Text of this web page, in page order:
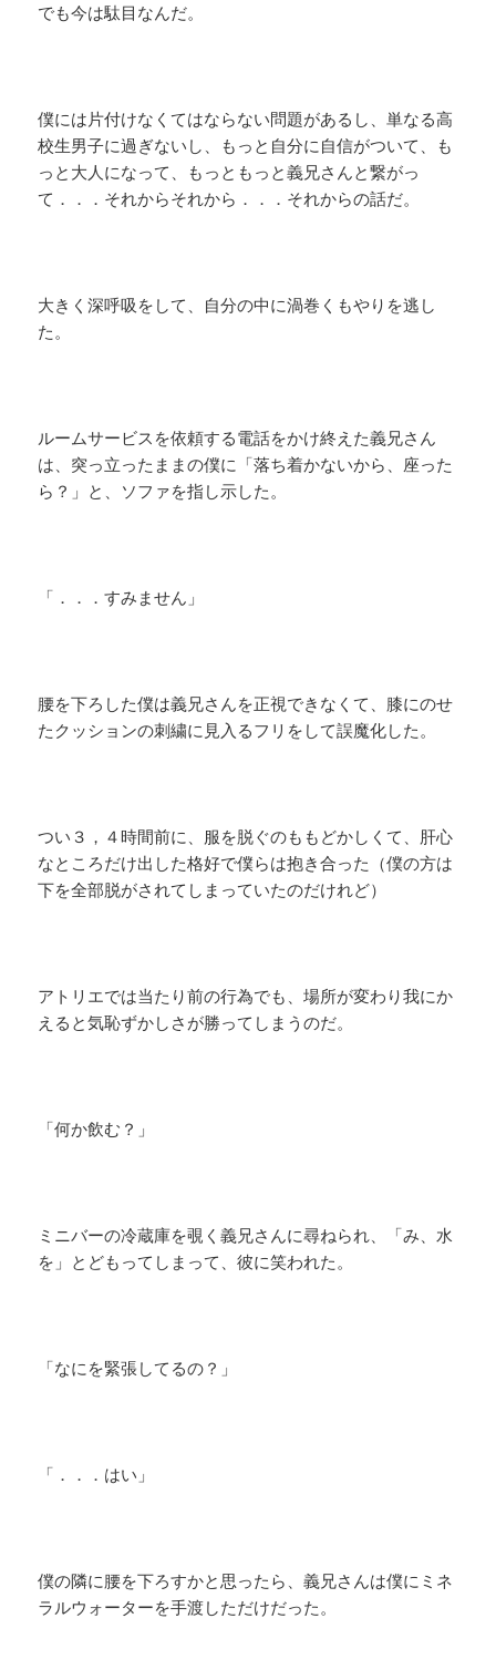
でも今は駄目なんだ。
僕には片付けなくてはならない問題があるし、単なる高
校生男子に過ぎないし、もっと自分に自信がついて、も
っと大人になって、もっともっと義兄さんと繋がっ
て．．．それからそれから．．．それからの話だ。
大きく深呼吸をして、自分の中に渦巻くもやりを逃し
た。
ルームサービスを依頼する電話をかけ終えた義兄さん
は、突っ立ったままの僕に「落ち着かないから、座った
ら？」と、ソファを指し示した。
「．．．すみません」
腰を下ろした僕は義兄さんを正視できなくて、膝にのせ
たクッションの刺繍に見入るフリをして誤魔化した。
つい３，４時間前に、服を脱ぐのももどかしくて、肝心
なところだけ出した格好で僕らは抱き合った（僕の方は
下を全部脱がされてしまっていたのだけれど）
アトリエでは当たり前の行為でも、場所が変わり我にか
えると気恥ずかしさが勝ってしまうのだ。
「何か飲む？」
ミニバーの冷蔵庫を覗く義兄さんに尋ねられ、「み、水
を」とどもってしまって、彼に笑われた。
「なにを緊張してるの？」
「．．．はい」
僕の隣に腰を下ろすかと思ったら、義兄さんは僕にミネ
ラルウォーターを手渡しただけだった。